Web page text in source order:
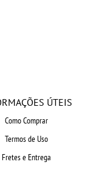
ÚTEIS
Como Comprar
Termos de Uso
Fretes e Entrega